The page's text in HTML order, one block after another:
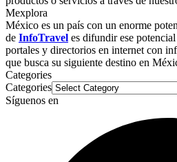
Mexplora
México es un país con un enorme
de InfoTravel es difundir ese
portales y directorios en internet con
que busca su siguiente destino en
Categories
Categories
Síguenos en